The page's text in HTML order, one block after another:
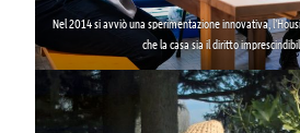
Nel 2014 si avviò una sperimentazione innovativa,
che la casa sia il diritto